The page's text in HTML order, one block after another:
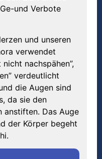
und Verbote
und unseren
verwendet
nachspähen”,
verdeutlicht
die Augen sind
da sie den
anstiften. Das Auge
der Körper begeht